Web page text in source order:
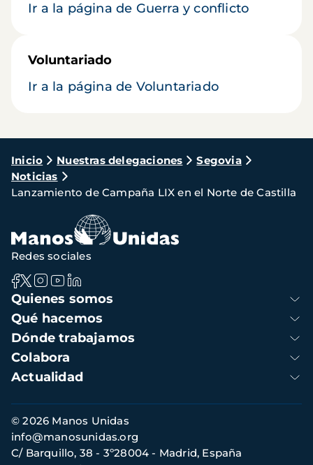
Ir a la página de Guerra y conflicto
Voluntariado
Ir a la página de Voluntariado
Ruta
de
navegación
Inicio Nuestras delegaciones
Segovia
Noticias
Lanzamiento de Campaña LIX en el Norte de Castilla
Navegación
principal
Quienes somos
Qué hacemos
Dónde trabajamos
Colabora
Actualidad
Redes sociales
Información
de
contacto
© 2026 Manos Unidas
C/ Barquillo, 38 - 3º28004 - Madrid, España
info@manosunidas.org